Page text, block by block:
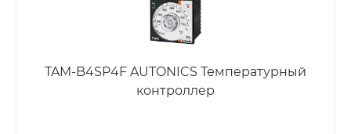
TAM-B4SP4F AUTONICS Температурный
контроллер